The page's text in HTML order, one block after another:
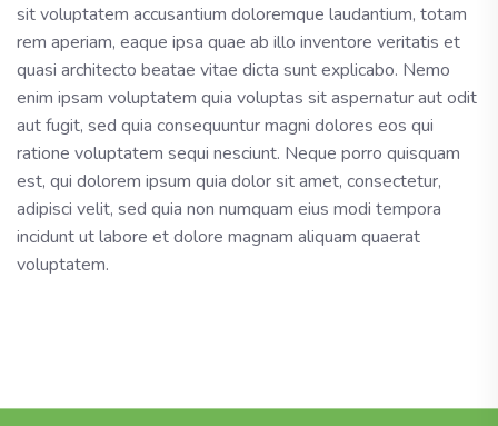
sit voluptatem accusantium doloremque laudantium, totam
rem aperiam, eaque ipsa quae ab illo inventore veritatis et
quasi architecto beatae vitae dicta sunt explicabo. Nemo
enim ipsam voluptatem quia voluptas sit aspernatur aut odit
aut fugit, sed quia consequuntur magni dolores eos qui
ratione voluptatem sequi nesciunt. Neque porro quisquam
est, qui dolorem ipsum quia dolor sit amet, consectetur,
adipisci velit, sed quia non numquam eius modi tempora
incidunt ut labore et dolore magnam aliquam quaerat
voluptatem.